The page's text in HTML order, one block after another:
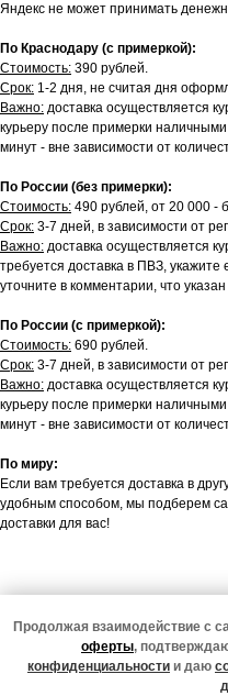
Продолжая взаимодействие с
оферты,
конфиденциальности и даю
Яндекс не может принимать
По Краснодару (с примеркой):
Стоимость: 390 рублей.
Срок: 1-2 дня, не считая дня
Важно: доставка осуществляется
курьеру после примерки
минут - вне зависимости от
По России (без примерки):
Стоимость: 490 рублей, от 20 000 -
Срок: 3-7 дней, в зависимости от
Важно: доставка осуществляется
требуется доставка в ПВЗ,
уточните в комментарии, что
По России (с примеркой):
Стоимость: 690 рублей.
Срок: 3-7 дней, в зависимости от
Важно: доставка осуществляется
курьеру после примерки
минут - вне зависимости от
По миру:
Если вам требуется доставка в
удобным способом, мы подберем
доставки для вас!
Подписчики нашего
специальных